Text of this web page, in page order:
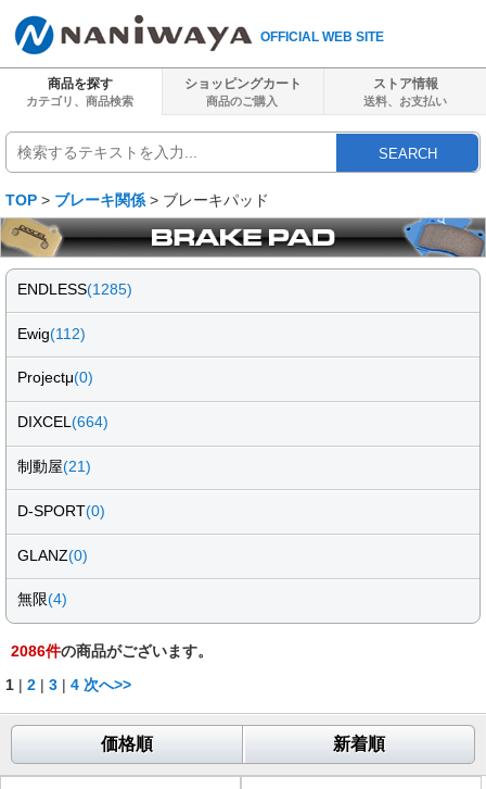
OFFICIAL WEB SITE
商品を探す
カテゴリ、商品検索
ショッピングカート
商品のご購入
ストア情報
送料、 お支払い
SEARCH
TOP > ブレーキ関係 > ブレーキパッド
ENDLESS(1285)
Ewig(112)
Projectμ(0)
DIXCEL (664)
制動屋(21)
D-SPORT(0)
GLANZ(0)
無限(4)
2086件の商品がございます。
1 | 2 | 3 | 4 次へ>>
価格順 新着順